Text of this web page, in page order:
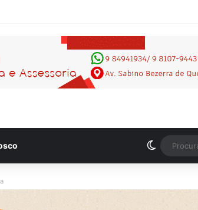
durante convenção partidária
Switch